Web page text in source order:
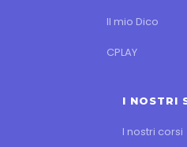
Il mio Dico
CPLAY
I NOSTRI
I nostri corsi